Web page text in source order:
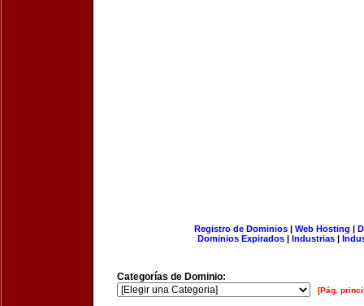
Registro de Dominios| Web Hosting |
Dominios Expirados | Industrias |
Categorías de Dominio:
[Pág.